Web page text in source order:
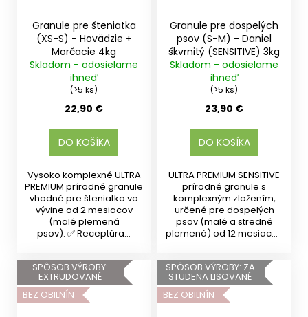
Granule pre šteniatka
(XS-S) - Hovädzie +
Morčacie 4kg
Skladom - odosielame
ihneď
(>5 ks)
22,90 €
DO KOŠÍKA
Vysoko komplexné ULTRA
PREMIUM prírodné granule
vhodné pre šteniatka vo
vývine od 2 mesiacov
(malé plemená
psov). ✅ Receptúra...
Granule pre dospelých
psov (S-M) - Daniel
škvrnitý (SENSITIVE) 3kg
Skladom - odosielame
ihneď
(>5 ks)
23,90 €
DO KOŠÍKA
ULTRA PREMIUM SENSITIVE
prírodné granule s
komplexným zložením,
určené pre dospelých
psov (malé a stredné
plemená) od 12 mesiacov
SPÔSOB VÝROBY:
EXTRUDOVANÉ
BEZ OBILNÍN
SPÔSOB VÝROBY: ZA
STUDENA LISOVANÉ
BEZ OBILNÍN